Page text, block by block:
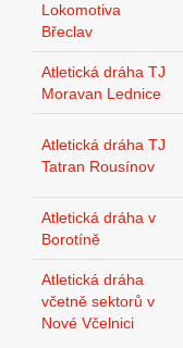
Lokomotiva
Břeclav
Atletická dráha TJ
Moravan Lednice
Atletická dráha TJ
Tatran Rousínov
Atletická dráha v
Borotíně
Atletická dráha
včetně sektorů v
Nové Včelnici